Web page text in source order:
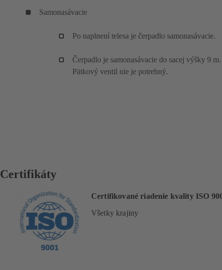
Samonasávacie
Po naplnení telesa je čerpadlo samonasávacie.
Čerpadlo je samonasávacie do sacej výšky 9 m.
Pätkový ventil nie je potrebný.
Certifikáty
Certifikované riadenie kvality ISO
Všetky krajiny